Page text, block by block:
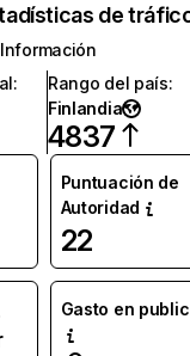
de
:
Rango del país:
Finlandia
4837
Puntuación de
Autoridad
22
Gasto en